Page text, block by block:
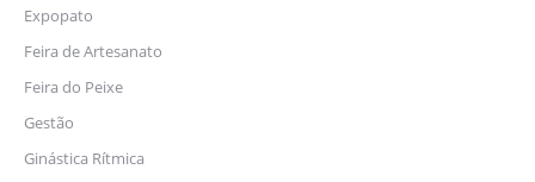
Expopato
Feira de Artesanato
Feira do Peixe
Gestão
Ginástica Rítmica